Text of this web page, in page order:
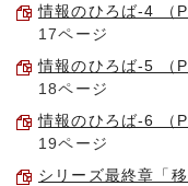
情報のひろば-4 （
17ページ
情報のひろば-5 （
18ページ
情報のひろば-6 （
19ページ
シリーズ最終章「